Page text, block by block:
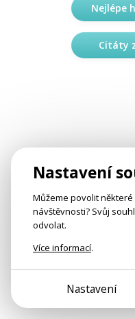
Nejlépe
Citáty
Nastavení
Můžeme povolit
návštěvnosti? Svůj
odvolat.
Více informací.
Nastavení